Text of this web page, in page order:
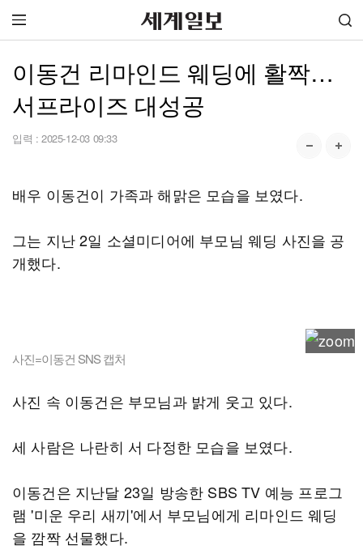
이동건 리마인드 웨딩에 활짝…
서프라이즈 대성공
입력 : 2025-12-03 09:33
배우 이동건이 가족과 해맑은 모습을 보였다.
그는 지난 2일 소셜미디어에 부모님 웨딩 사진을 공
개했다.
사진=이동건 SNS 캡처
사진 속 이동건은 부모님과 밝게 웃고 있다.
세 사람은 나란히 서 다정한 모습을 보였다.
이동건은 지난달 23일 방송한 SBS TV 예능 프로그
램 '미운 우리 새끼'에서 부모님에게 리마인드 웨딩
을 깜짝 선물했다.